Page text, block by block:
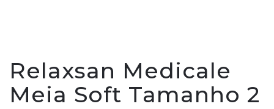
Relaxsan Medicale
Meia Soft Tamanho 2